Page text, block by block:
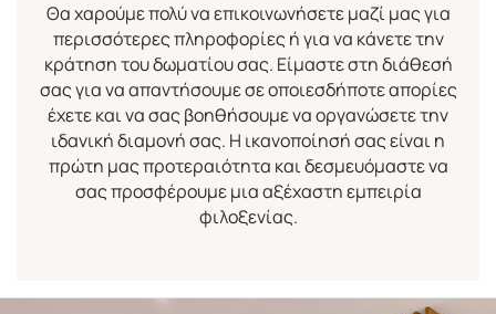
Θα χαρούμε πολύ να επικοινωνήσετε μαζί μας για
περισσότερες πληροφορίες ή για να κάνετε την
κράτηση του δωματίου σας. Είμαστε στη διάθεσή
σας για να απαντήσουμε σε οποιεσδήποτε απορίες
έχετε και να σας βοηθήσουμε να οργανώσετε την
ιδανική διαμονή σας. Η ικανοποίησή σας είναι η
πρώτη μας προτεραιότητα και δεσμευόμαστε να
σας προσφέρουμε μια αξέχαστη εμπειρία
φιλοξενίας.